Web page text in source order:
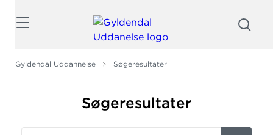
Gyldendal Uddannelse Søgeresultater
Søgeresultater